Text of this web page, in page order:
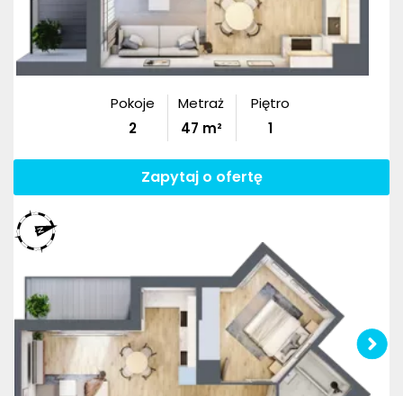
Pokoje
2
Metraż
47 m²
Piętro
1
Zapytaj o ofertę